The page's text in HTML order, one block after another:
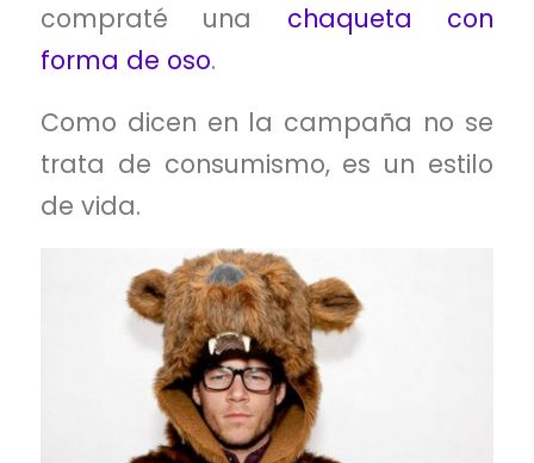
compraté una chaqueta con
forma de oso.
Como dicen en la campaña no se
trata de consumismo, es un estilo
de vida.